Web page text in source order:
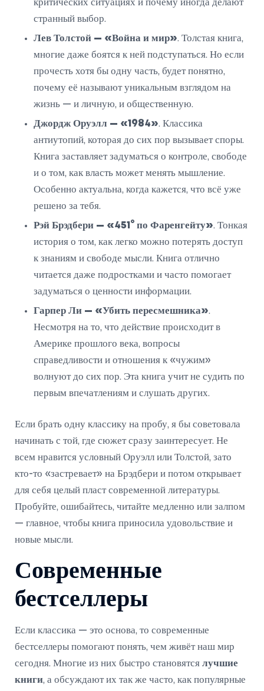
критических ситуациях и почему иногда делают
странный выбор.
Лев Толстой — «Война и мир». Толстая книга,
многие даже боятся к ней подступаться. Но если
прочесть хотя бы одну часть, будет понятно,
почему её называют уникальным взглядом на
жизнь — и личную, и общественную.
Джордж Оруэлл — «1984». Классика
антиутопий, которая до сих пор вызывает споры.
Книга заставляет задуматься о контроле, свободе
и о том, как власть может менять мышление.
Особенно актуальна, когда кажется, что всё уже
решено за тебя.
Рэй Брэдбери — «451° по Фаренгейту». Тонкая
история о том, как легко можно потерять доступ
к знаниям и свободе мысли. Книга отлично
читается даже подростками и часто помогает
задуматься о ценности информации.
Гарпер Ли — «Убить пересмешника».
Несмотря на то, что действие происходит в
Америке прошлого века, вопросы
справедливости и отношения к «чужим»
волнуют до сих пор. Эта книга учит не судить по
первым впечатлениям и слушать других.
Если брать одну классику на пробу, я бы советовала
начинать с той, где сюжет сразу заинтересует. Не
всем нравится условный Оруэлл или Толстой, зато
кто-то «застревает» на Брэдбери и потом открывает
для себя целый пласт современной литературы.
Пробуйте, ошибайтесь, читайте медленно или залпом
— главное, чтобы книга приносила удовольствие и
новые мысли.
Современные
бестселлеры
Если классика — это основа, то современные
бестселлеры помогают понять, чем живёт наш мир
сегодня. Многие из них быстро становятся лучшие
книги, а обсуждают их так же часто, как популярные